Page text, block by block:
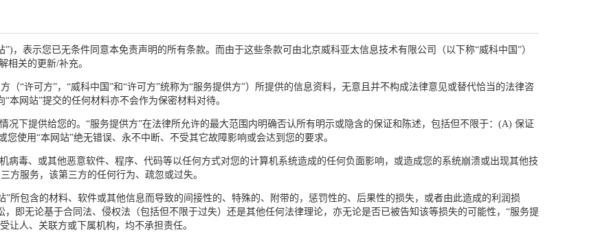
，表示您已无条件同意本免责声明的所有条款。而由于这些条款可由北京威科亚太信息技术有限公司（以下称“威科中国”）
相关的更新/补充。
（“许可方”，“威科中国”和“许可方”统称为“服务提供方”）所提供的信息资料，无意且并不构成法律意见或替代恰当的法律咨
本网站”提交的任何材料亦不会作为保密材料对待。
况下提供给您的。“服务提供方”在法律所允许的最大范围内明确否认所有明示或隐含的保证和陈述，包括但不限于：(A) 保证
使用“本网站”绝无错误、永不中断、不受其它故障影响或会达到您的要求。
病毒、或其他恶意软件、程序、代码等以任何方式对您的计算机系统造成的任何负面影响，或造成您的系统崩溃或出现其他技
方服务，该第三方的任何行为、疏忽或过失。
”所包含的材料、软件或其他信息而导致的间接性的、特殊的、附带的，惩罚性的、后果性的损失，或者由此造成的利润损
即无论基于合同法、侵权法（包括但不限于过失）还是其他任何法律理论，亦无论是否已被告知该等损失的可能性，“服务提
让人、关联方或下属机构，均不承担责任。